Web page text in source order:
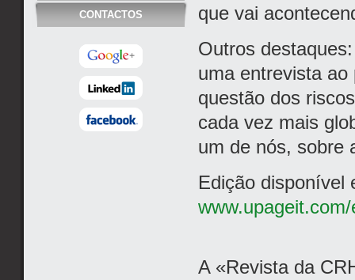
CONTACTOS
que vai
Outros
uma entrevista
questão dos
cada vez mais
um de nós, sobre
Edição disponível
A «Revista da